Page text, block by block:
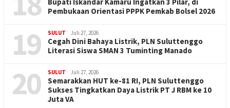
Pembukaan Orientasi PPPK Pemkab Bolsel 2026
19 SULUT Juli 27, 2026
Cegah Dini Bahaya Listrik, PLN Suluttenggo
Literasi Siswa SMAN 3 Tuminting Manado
20 SULUT Juli 27, 2026
Semarakkan HUT ke-81 RI, PLN Suluttenggo
Sukses Tingkatkan Daya Listrik PT J RBM ke 10
Juta VA